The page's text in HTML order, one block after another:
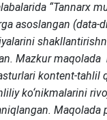
“Tannarx
asoslangan (data-
Mazkur
kontent-tahlil
ko‘nikmalarini